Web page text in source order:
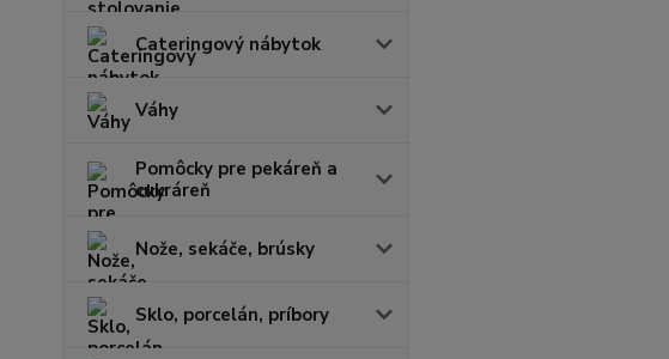
Cateringový nábytok
Váhy
Pomôcky pre pekáreň a
cukráreň
Nože, sekáče, brúsky
Sklo, porcelán, príbory